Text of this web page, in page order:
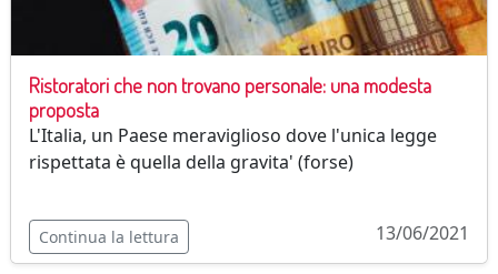
Ristoratori che non trovano personale: una modesta
proposta
L'Italia, un Paese meraviglioso dove l'unica legge
rispettata è quella della gravita' (forse)
Continua la lettura 13/06/2021